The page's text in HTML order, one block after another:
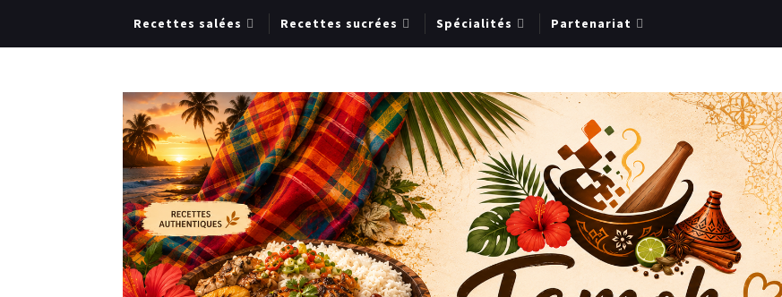
Recettes salées Recettes sucrées Spécialités Partenariat